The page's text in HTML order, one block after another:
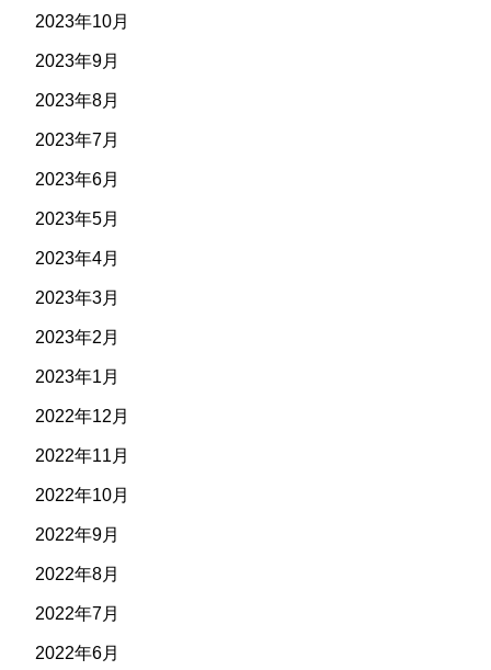
2023年10月
2023年9月
2023年8月
2023年7月
2023年6月
2023年5月
2023年4月
2023年3月
2023年2月
2023年1月
2022年12月
2022年11月
2022年10月
2022年9月
2022年8月
2022年7月
2022年6月